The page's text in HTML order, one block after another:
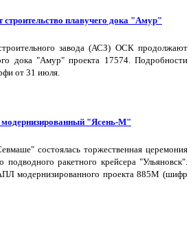
плавучего дока "Амур"
завода (АСЗ) ОСК продолжают
дока "Амур" проекта 17574. Подробности
от 31 июля.
модернизированный "Ясень-М"
состоялась торжественная церемония
подводного ракетного крейсера "Ульяновск".
модернизированного проекта 885М (шифр